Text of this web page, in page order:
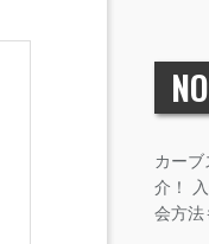
カーブ
介！
会方法